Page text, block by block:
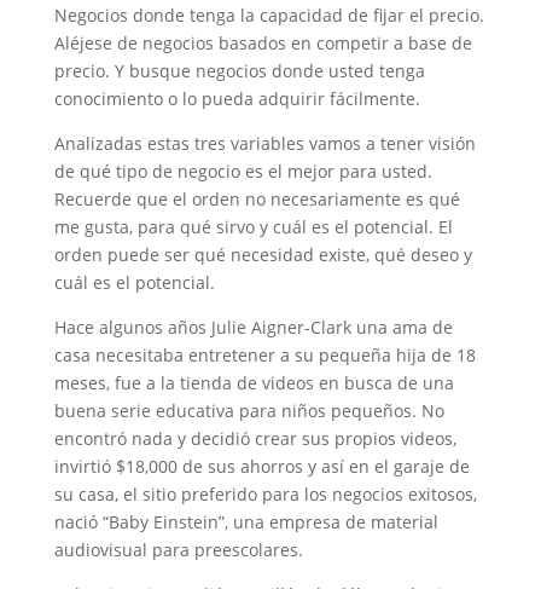
Negocios donde tenga la capacidad de fijar el precio.
Aléjese de negocios basados en competir a base de
precio. Y busque negocios donde usted tenga
conocimiento o lo pueda adquirir fácilmente.
Analizadas estas tres variables vamos a tener visión
de qué tipo de negocio es el mejor para usted.
Recuerde que el orden no necesariamente es qué
me gusta, para qué sirvo y cuál es el potencial. El
orden puede ser qué necesidad existe, qué deseo y
cuál es el potencial.
Hace algunos años Julie Aigner-Clark una ama de
casa necesitaba entretener a su pequeña hija de 18
meses, fue a la tienda de videos en busca de una
buena serie educativa para niños pequeños. No
encontró nada y decidió crear sus propios videos,
invirtió $18,000 de sus ahorros y así en el garaje de
su casa, el sitio preferido para los negocios exitosos,
nació “Baby Einstein”, una empresa de material
audiovisual para preescolares.